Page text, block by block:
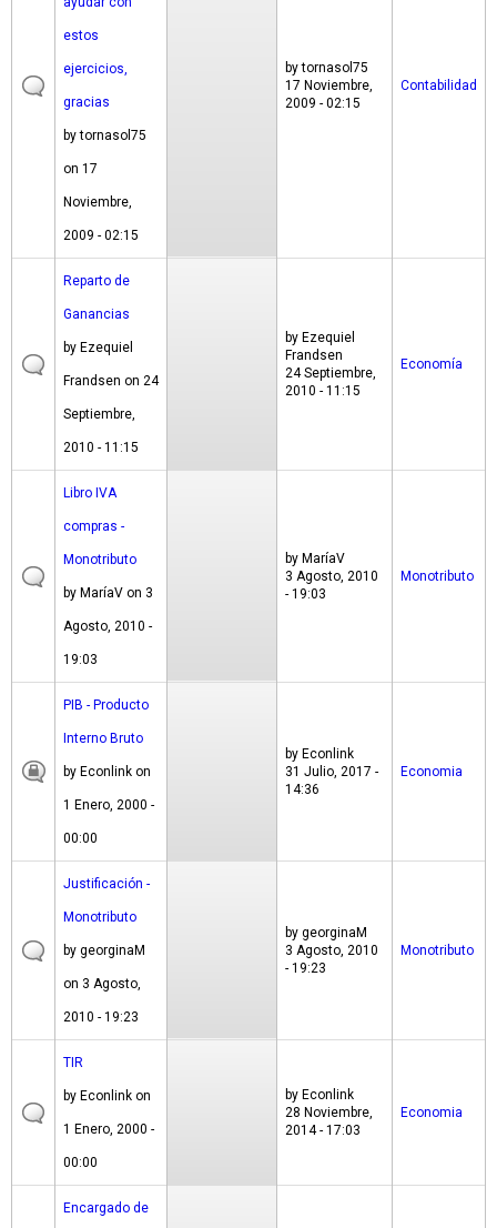
estos
ejercicios,
gracias
bytornasol75
on 17
Noviembre,
2009 - 02:15
bytornasol75
17 Noviembre,
2009 - 02:15
Contabilidad
Reparto de
Ganancias
by Ezequiel
Frandsen on 24
Septiembre,
2010 - 11:15
by Ezequiel
Frandsen
24 Septiembre,
2010 - 11:15
Economía
Libro IVA
compras -
Monotributo
by MaríaV on 3
Agosto, 2010 -
19:03
by MaríaV
3 Agosto, 2010
- 19:03
Monotributo
PIB - Producto
Interno Bruto
by Econlink on
1 Enero, 2000 -
00:00
by Econlink
31 Julio, 2017 -
14:36
Economia
Justificación -
Monotributo
by georginaM
on 3 Agosto,
2010 - 19:23
by georginaM
3 Agosto, 2010
- 19:23
Monotributo
TIR
by Econlink on
1 Enero, 2000 -
00:00
by Econlink
28 Noviembre,
2014 - 17:03
Economia
Encargado de